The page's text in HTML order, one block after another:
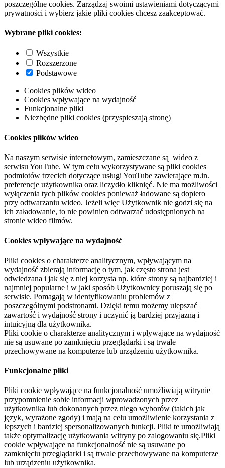
poszczególne cookies. Zarządzaj swoimi ustawieniami dotyczącymi
prywatności i wybierz jakie pliki cookies chcesz zaakceptować.
Wybrane pliki cookies:
Wszystkie
Rozszerzone
Podstawowe
Cookies plików wideo
Cookies wpływające na wydajność
Funkcjonalne pliki
Niezbędne pliki cookies (przyspieszają stronę)
Cookies plików wideo
Na naszym serwisie internetowym, zamieszczane są wideo z
serwisu YouTube. W tym celu wykorzystywane są pliki cookies
podmiotów trzecich dotyczące usługi YouTube zawierające m.in.
preferencje użytkownika oraz liczydło kliknięć. Nie ma możliwości
wyłączenia tych plików cookies ponieważ ładowane są dopiero
przy odtwarzaniu wideo. Jeżeli więc Użytkownik nie godzi się na
ich załadowanie, to nie powinien odtwarzać udostępnionych na
stronie wideo filmów.
Cookies wpływające na wydajność
Pliki cookies o charakterze analitycznym, wpływającym na
wydajność zbierają informację o tym, jak często strona jest
odwiedzana i jak się z niej korzysta np. które strony są najbardziej i
najmniej popularne i w jaki sposób Użytkownicy poruszają się po
serwisie. Pomagają w identyfikowaniu problemów z
poszczególnymi podstronami. Dzięki temu możemy ulepszać
zawartość i wydajność strony i uczynić ją bardziej przyjazną i
intuicyjną dla użytkownika.
Pliki cookie o charakterze analitycznym i wpływające na wydajność
nie są usuwane po zamknięciu przeglądarki i są trwale
przechowywane na komputerze lub urządzeniu użytkownika.
Funkcjonalne pliki
Pliki cookie wpływające na funkcjonalność umożliwiają witrynie
przypomnienie sobie informacji wprowadzonych przez
użytkownika lub dokonanych przez niego wyborów (takich jak
język, wyrażone zgody) i mają na celu umożliwienie korzystania z
lepszych i bardziej spersonalizowanych funkcji. Pliki te umożliwiają
także optymalizację użytkowania witryny po zalogowaniu się.Pliki
cookie wpływające na funkcjonalność nie są usuwane po
zamknięciu przeglądarki i są trwale przechowywane na komputerze
lub urządzeniu użytkownika.